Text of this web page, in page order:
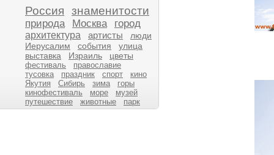
Россия знаменитости
природа Москва город
архитектура артисты
люди
Иерусалим
события
улица
выставка
Израиль цветы
фестиваль
православие
тусовка
праздник спорт
кино
Якутия
Сибирь зима
горы
кинофестиваль
море
музей
путешествие
животные парк